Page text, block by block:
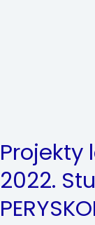
Projekty
2022.